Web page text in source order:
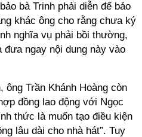
bà Trinh phải diễn để bảo
khác ông cho rằng chưa ký
nghĩa vụ phải bồi thường,
ngay nội dung này vào
Trần Khánh Hoàng còn
đồng lao động với Ngọc
thức là muốn tạo điều kiện
lâu dài cho nhà hát”. Tuy